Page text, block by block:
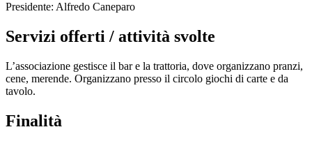
Presidente: Alfredo Caneparo
Servizi offerti / attività svolte
L’associazione gestisce il bar e la trattoria, dove organizzano pranzi,
cene, merende. Organizzano presso il circolo giochi di carte e da
tavolo.
Finalità